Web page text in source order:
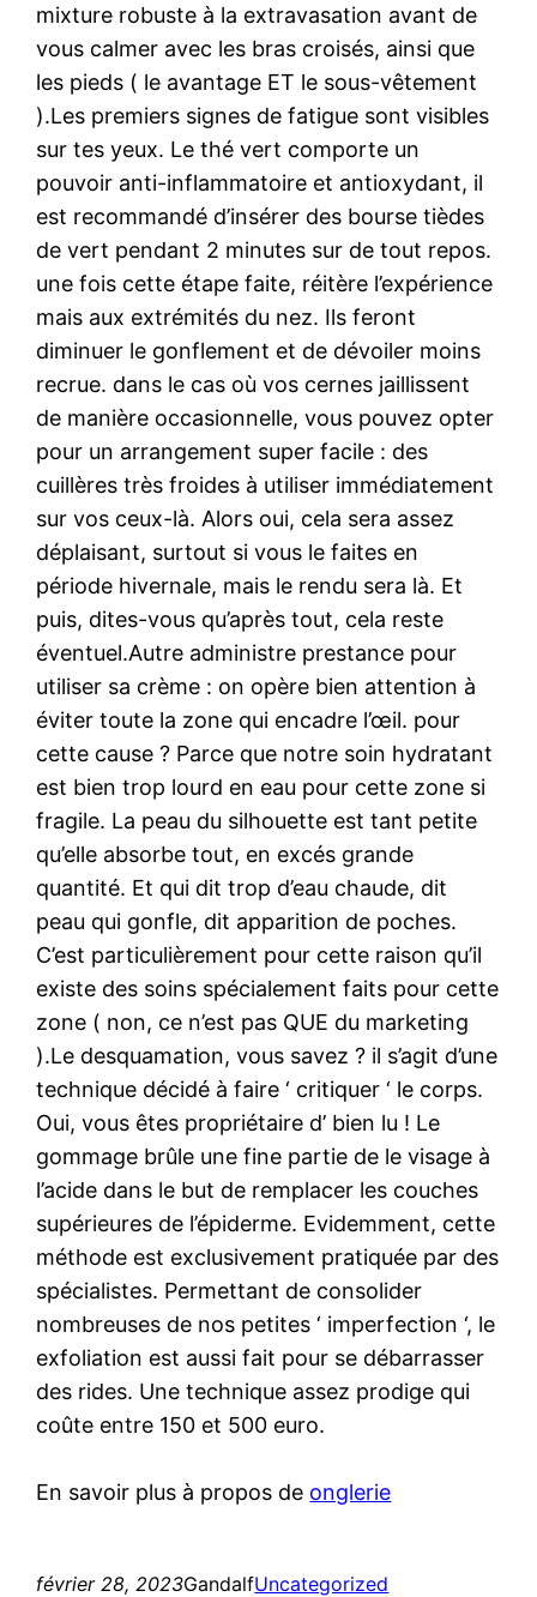
mixture robuste à la extravasation avant de
vous calmer avec les bras croisés, ainsi que
les pieds ( le avantage ET le sous-vêtement
).Les premiers signes de fatigue sont visibles
sur tes yeux. Le thé vert comporte un
pouvoir anti-inflammatoire et antioxydant, il
est recommandé d’insérer des bourse tièdes
de vert pendant 2 minutes sur de tout repos.
une fois cette étape faite, réitère l’expérience
mais aux extrémités du nez. Ils feront
diminuer le gonflement et de dévoiler moins
recrue. dans le cas où vos cernes jaillissent
de manière occasionnelle, vous pouvez opter
pour un arrangement super facile : des
cuillères très froides à utiliser immédiatement
sur vos ceux-là. Alors oui, cela sera assez
déplaisant, surtout si vous le faites en
période hivernale, mais le rendu sera là. Et
puis, dites-vous qu’après tout, cela reste
éventuel.Autre administre prestance pour
utiliser sa crème : on opère bien attention à
éviter toute la zone qui encadre l’œil. pour
cette cause ? Parce que notre soin hydratant
est bien trop lourd en eau pour cette zone si
fragile. La peau du silhouette est tant petite
qu’elle absorbe tout, en excés grande
quantité. Et qui dit trop d’eau chaude, dit
peau qui gonfle, dit apparition de poches.
C’est particulièrement pour cette raison qu’il
existe des soins spécialement faits pour cette
zone ( non, ce n’est pas QUE du marketing
).Le desquamation, vous savez ? il s’agit d’une
technique décidé à faire ‘ critiquer ‘ le corps.
Oui, vous êtes propriétaire d’ bien lu ! Le
gommage brûle une fine partie de le visage à
l’acide dans le but de remplacer les couches
supérieures de l’épiderme. Evidemment, cette
méthode est exclusivement pratiquée par des
spécialistes. Permettant de consolider
nombreuses de nos petites ‘ imperfection ‘, le
exfoliation est aussi fait pour se débarrasser
des rides. Une technique assez prodige qui
coûte entre 150 et 500 euro.
En savoir plus à propos de onglerie
février 28, 2023GandalfUncategorized